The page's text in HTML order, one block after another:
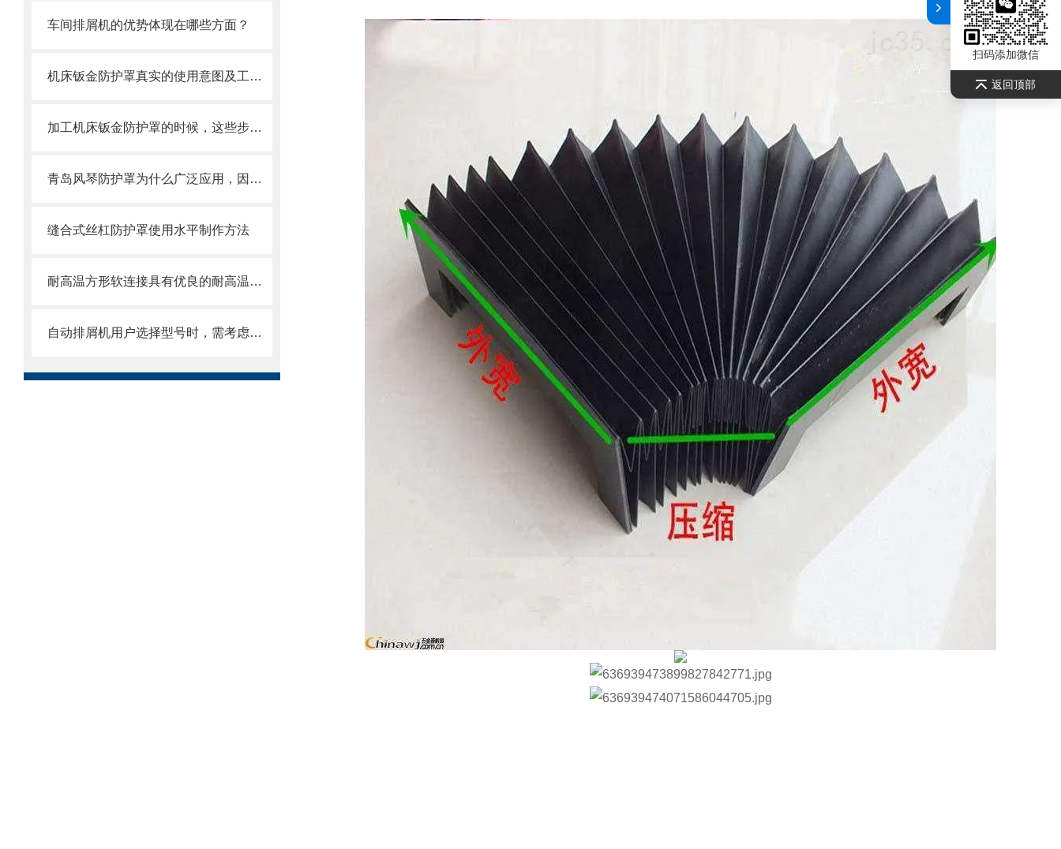
车间排屑机的优势体现在哪些方面？
机床钣金防护罩真实的使用意图及工艺过程是怎么样的
加工机床钣金防护罩的时候，这些步骤是很重要的
青岛风琴防护罩为什么广泛应用，因为它的优点太多了
缝合式丝杠防护罩使用水平制作方法
耐高温方形软连接具有优良的耐高温、耐腐蚀和密封性能
自动排屑机用户选择型号时，需考虑哪些事项？
扫码添加微信
返回顶部